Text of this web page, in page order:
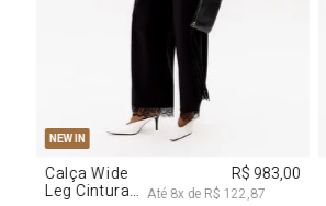
NEW IN
PP P
Calça Wide
Leg Cintura
R$ 983,00
Até 8x deR$ 122,87